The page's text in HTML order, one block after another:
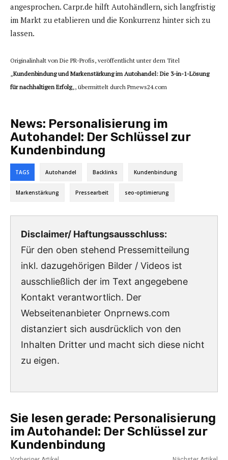
angesprochen. Carpr.de hilft Autohändlern, sich langfristig
im Markt zu etablieren und die Konkurrenz hinter sich zu
lassen.
Originalinhalt von Die PR-Profis, veröffentlicht unter dem Titel
„Kundenbindung und Markenstärkung im Autohandel: Die 3-in-1-Lösung
für nachhaltigen Erfolg„, übermittelt durch Prnews24.com
News: Personalisierung im
Autohandel: Der Schlüssel zur
Kundenbindung
TAGS Autohandel Backlinks Kundenbindung
Markenstärkung Pressearbeit seo-optimierung
Disclaimer/ Haftungsausschluss:
Für den oben stehend Pressemitteilung
inkl. dazugehörigen Bilder / Videos ist
ausschließlich der im Text angegebene
Kontakt verantwortlich. Der
Webseitenanbieter Onprnews.com
distanziert sich ausdrücklich von den
Inhalten Dritter und macht sich diese nicht
zu eigen.
Sie lesen gerade: Personalisierung
im Autohandel: Der Schlüssel zur
Kundenbindung